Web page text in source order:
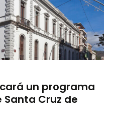
un programa
Cruz de